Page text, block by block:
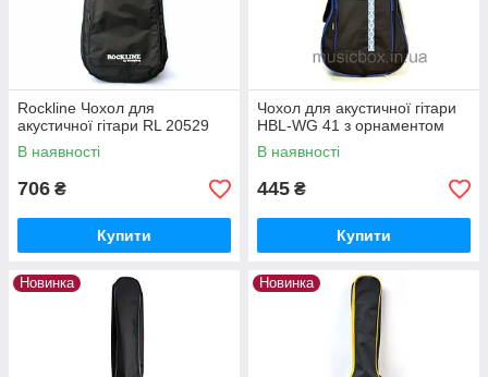
Rockline Чохол для
акустичної гітари RL 20529
В наявності
706 ₴
Купити
Чохол для акустичної гітари
HBL-WG 41 з орнаментом
В наявності
445 ₴
Купити
Новинка Новинка